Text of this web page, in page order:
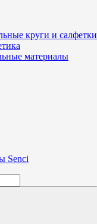
круги и салфетки
материалы
Senci